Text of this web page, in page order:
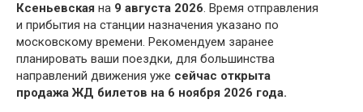
Ксеньевская на 9 августа 2026. Время отправления
и прибытия на станции назначения указано по
московскому времени. Рекомендуем заранее
планировать ваши поездки, для большинства
направлений движения уже сейчас открыта
продажа ЖД билетов на 6 ноября 2026 года.